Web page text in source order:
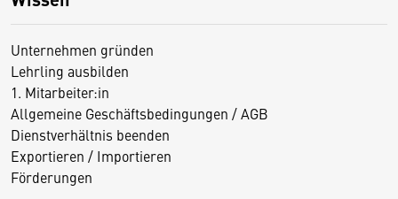
Unternehmen gründen
Lehrling ausbilden
1. Mitarbeiter:in
Allgemeine Geschäftsbedingungen / AGB
Dienstverhältnis beenden
Exportieren / Importieren
Förderungen